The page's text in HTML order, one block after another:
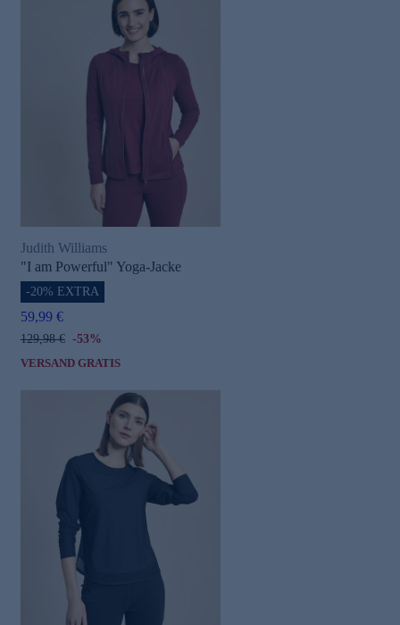
Judith Williams
"I am Powerful" Yoga-Jacke
-20% EXTRA
59,99 €
129,98 € -53%
VERSAND GRATIS